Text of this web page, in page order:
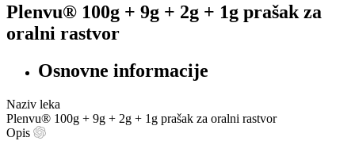
Plenvu® 100g + 9g + 2g + 1g prašak za
oralni rastvor
Osnovne informacije
Naziv leka
Plenvu® 100g + 9g + 2g + 1g prašak za oralni rastvor
Opis